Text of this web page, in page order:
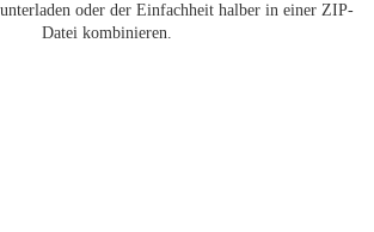
oder der Einfachheit halber in einer ZIP-
Datei kombinieren.